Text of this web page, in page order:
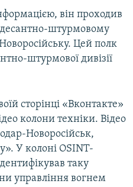
він проходив
штурмовому
Цей полк
штурмової дивізії
сторінці «Вконтакте»
колони техніки. Відео
Новоросійськ,
У колоні OSINT-
таку
управління вогнем